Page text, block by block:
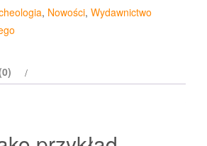
, Nowości, Wydawnictwo